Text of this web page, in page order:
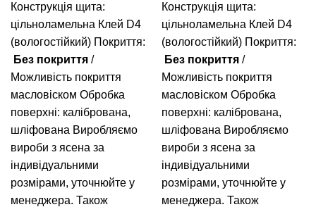
Конструкція щита:
цільноламельна Клей D4
(вологостійкий) Покриття:
Без покриття /
Можливість покриття
масловіском Обробка
поверхні: калібрована,
шліфована Виробляємо
вироби з ясена за
індивідуальними
розмірами, уточнюйте у
менеджера. Також
Конструкція щита:
цільноламельна Клей D4
(вологостійкий) Покриття:
Без покриття /
Можливість покриття
масловіском Обробка
поверхні: калібрована,
шліфована Виробляємо
вироби з ясена за
індивідуальними
розмірами, уточнюйте у
менеджера. Також